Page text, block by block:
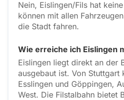
Nein, Eislingen/Fils hat
können mit allen
die Stadt fahren.
Wie erreiche ich Eislingen
Eislingen liegt direkt an der
ausgebaut ist. Von Stuttgart
Esslingen und Göppingen,
West. Die Filstalbahn bietet